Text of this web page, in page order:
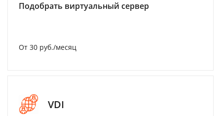
Подобрать виртуальный сервер
От 30 руб./месяц
VDI